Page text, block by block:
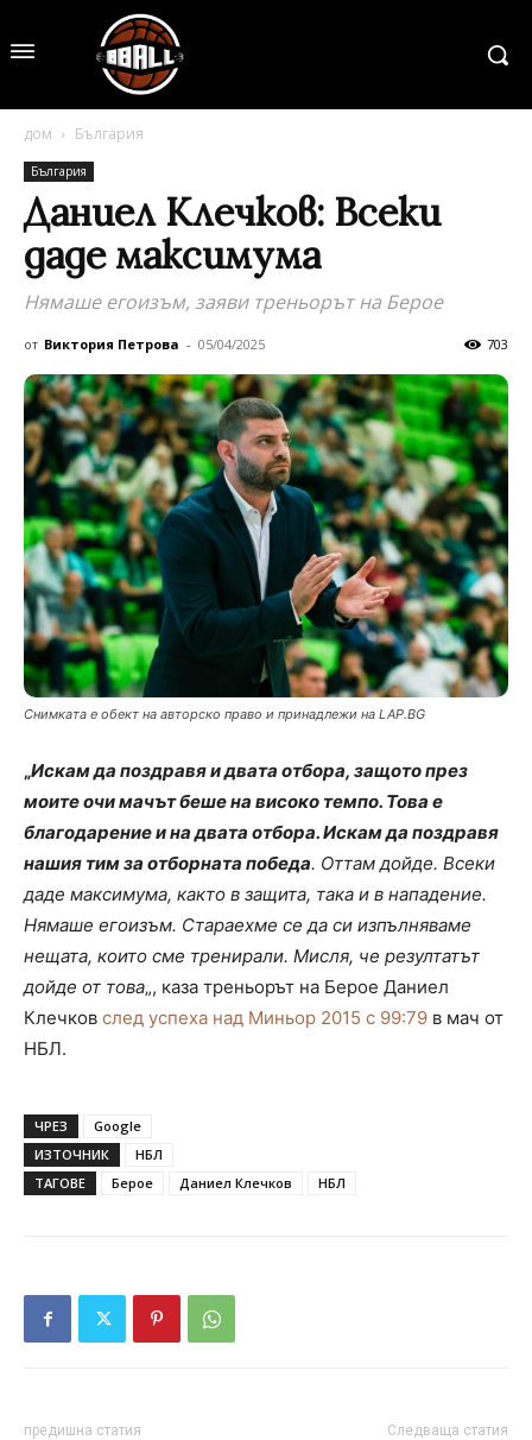
дом България
България
Даниел Клечков: Всеки
даде максимума
Нямаше егоизъм, заяви треньорът на Берое
от Виктория Петрова - 05/04/2025 703
Снимката е обект на авторско право и принадлежи на LAP.BG
„Искам да поздравя и двата отбора, защото през
моите очи мачът беше на високо темпо. Това е
благодарение и на двата отбора. Искам да поздравя
нашия тим за отборната победа. Оттам дойде. Всеки
даде максимума, както в защита, така и в нападение.
Нямаше егоизъм. Стараехме се да си изпълняваме
нещата, които сме тренирали. Мисля, че резултатът
дойде от това„, каза треньорът на Берое Даниeл
Клечков след успеха над Миньор 2015 с 99:79 в мач от
НБЛ.
ЧРЕЗ
Google
ИЗТОЧНИК
НБЛ
ТАГОВЕ
Берое Даниел Клечков НБЛ
предишна статия Следваща статия